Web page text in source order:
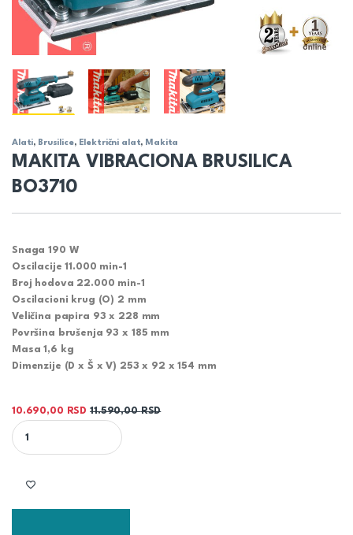
Alati, Brusilice, Električni alat, Makita
MAKITA VIBRACIONA BRUSILICA
BO3710
Snaga 190 W
Oscilacije 11.000 min-1
Broj hodova 22.000 min-1
Oscilacioni krug (O) 2 mm
Veličina papira 93 x 228 mm
Površina brušenja 93 x 185 mm
Masa 1,6 kg
Dimenzije (D x Š x V) 253 x 92 x 154 mm
10.690,00 RSD 11.590,00RSD
MAKITA VIBRACIONA BRUSILICA BO3710 quantity